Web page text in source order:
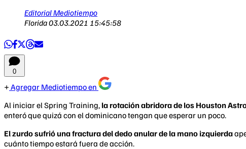
Editorial Mediotiempo
Florida03.03.2021 15:45:58
0
Agregar Mediotiempo en
Al iniciar el Spring Training, la rotación abridora de los Houston
enteró que quizá con el dominicano tengan que esperar un poco.
El zurdo sufrió una fractura del dedo anular de la mano izquierda
cuánto tiempo estará fuera de acción.